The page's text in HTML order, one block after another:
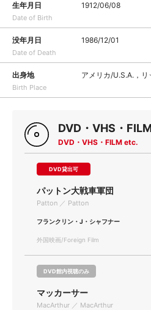
生年月日
Date of Birth
1912/06/08
没年月日
Date of Death
1986/12/01
出身地
Birth Place
アメリカ/U.S.A.，リ
DVD・VHS・
DVD・VHS・FILM etc.
DVD貸出可
パットン大戦車軍団
Patton ／ Patton
フランクリン・J・シャフナー
外国映画/Foreign Film
DVD館内視聴のみ
マッカーサー
MacArthur ／ MacArthur